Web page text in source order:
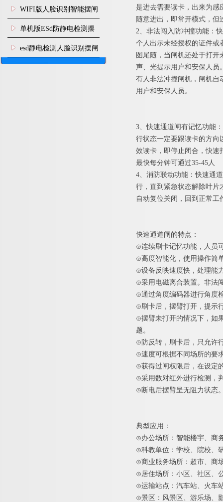
闸机食堂消费摆闸
WIFI版人脸识别智能摆闸
机
单机版ESd防静电检测摆
闸机
esd静电检测人脸识别摆闸
安装
是进去需要读卡，出来为感
随意进出，即常开模式，
2、非法闯入防冲撞功能：
个人出示未经授权的证件或
图尾随，当闸机还处于打
声、光提示用户和安保人员
有人非法冲撞闸机，闸机自
用户和安保人员。
3、快速通道闸有记忆功能
行状态一定要跟读卡的方向
效读卡，即停止闭合，快速
最快每分钟可通过35-45人
4、消防联动功能：快速通
行，直到紧急状态解除叶片
自动复位关闭，回到正常工
快速通道闸的特点：
⊙连续刷卡记忆功能，人员
⊙高度智能化，使用操作简
⊙设备反映速度快，处理能
⊙采用电磁离合装置。非法
⊙通过角度编码器进行角度
⊙刷卡后，摆臂打开，提示
⊙摆臂未打开的情况下，如
题。
⊙防反转，刷卡后，只允许
⊙速度可根据不同场所的要
⊙获得过闸权限后，在设定
⊙采用数对红外进行检测，
⊙断电后摆臂呈无阻力状态
典型应用：
⊙办公场所：智能楼宇、商
⊙科教单位：学校、院校、
⊙商业服务场所：超市、商
⊙居住场所：小区、社区、
⊙运输站点：汽车站、火车
⊙景区：风景区、游乐场、